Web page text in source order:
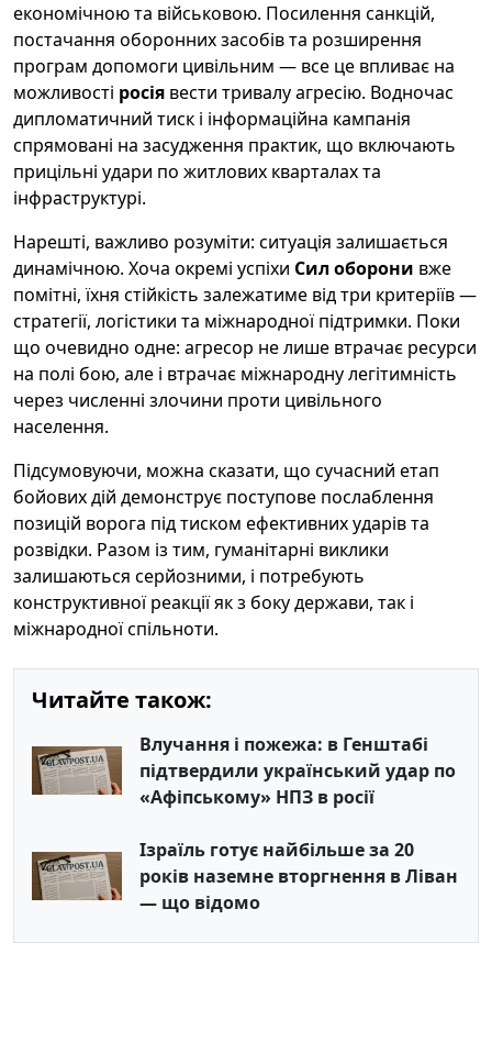
економічною та військовою. Посилення санкцій,
постачання оборонних засобів та розширення
програм допомоги цивільним — все це впливає на
можливості росія вести тривалу агресію. Водночас
дипломатичний тиск і інформаційна кампанія
спрямовані на засудження практик, що включають
прицільні удари по житлових кварталах та
інфраструктурі.
Нарешті, важливо розуміти: ситуація залишається
динамічною. Хоча окремі успіхи Сил оборони вже
помітні, їхня стійкість залежатиме від три критеріїв —
стратегії, логістики та міжнародної підтримки. Поки
що очевидно одне: агресор не лише втрачає ресурси
на полі бою, але і втрачає міжнародну легітимність
через численні злочини проти цивільного
населення.
Підсумовуючи, можна сказати, що сучасний етап
бойових дій демонструє поступове послаблення
позицій ворога під тиском ефективних ударів та
розвідки. Разом із тим, гуманітарні виклики
залишаються серйозними, і потребують
конструктивної реакції як з боку держави, так і
міжнародної спільноти.
Читайте також:
Влучання і пожежа: в Генштабі
підтвердили український удар по
«Афіпському» НПЗ в росії
Ізраїль готує найбільше за 20
років наземне вторгнення в Ліван
— що відомо